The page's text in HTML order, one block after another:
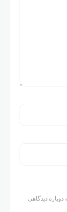
دیدگاهی